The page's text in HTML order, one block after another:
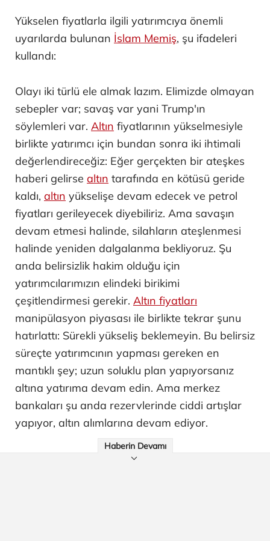
Yükselen fiyatlarla ilgili yatırımcıya önemli
uyarılarda bulunan İslam Memiş, şu ifadeleri
kullandı:
Olayı iki türlü ele almak lazım. Elimizde olmayan
sebepler var; savaş var yani Trump'ın
söylemleri var. Altın fiyatlarının yükselmesiyle
birlikte yatırımcı için bundan sonra iki ihtimali
değerlendireceğiz: Eğer gerçekten bir ateşkes
haberi gelirse altın tarafında en kötüsü geride
kaldı, altın yükselişe devam edecek ve petrol
fiyatları gerileyecek diyebiliriz. Ama savaşın
devam etmesi halinde, silahların ateşlenmesi
halinde yeniden dalgalanma bekliyoruz. Şu
anda belirsizlik hakim olduğu için
yatırımcılarımızın elindeki birikimi
çeşitlendirmesi gerekir. Altın fiyatları
manipülasyon piyasası ile birlikte tekrar şunu
hatırlattı: Sürekli yükseliş beklemeyin. Bu belirsiz
süreçte yatırımcının yapması gereken en
mantıklı şey; uzun soluklu plan yapıyorsanız
altına yatırıma devam edin. Ama merkez
bankaları şu anda rezervlerinde ciddi artışlar
yapıyor, altın alımlarına devam ediyor.
Haberin Devamı